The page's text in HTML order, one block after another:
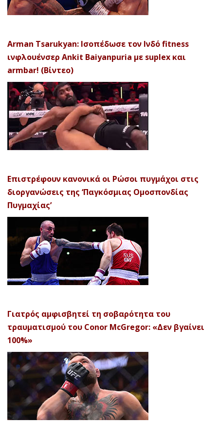
Arman Tsarukyan: Ισοπέδωσε τον Ινδό fitness
ινφλουένσερ Ankit Baiyanpuria με suplex και
armbar! (Βίντεο)
Επιστρέφουν κανονικά οι Ρώσοι πυγμάχοι στις
διοργανώσεις της ‘Παγκόσμιας Ομοσπονδίας
Πυγμαχίας’
Γιατρός αμφισβητεί τη σοβαρότητα του
τραυματισμού του Conor McGregor: «Δεν βγαίνει
100%»